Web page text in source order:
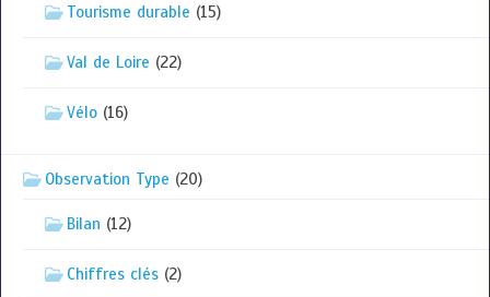
Tourisme durable (15)
Val de Loire (22)
Vélo (16)
Observation Type (20)
Bilan (12)
Chiffres clés (2)